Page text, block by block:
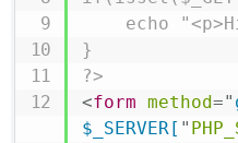
}
?>
<form method="
$_SERVER[ "